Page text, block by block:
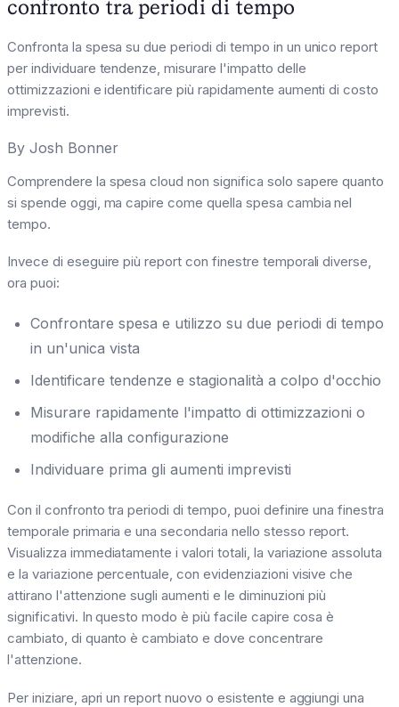
confronto tra periodi di tempo
Confronta la spesa su due periodi di tempo in un unico report
per individuare tendenze, misurare l'impatto delle
ottimizzazioni e identificare più rapidamente aumenti di costo
imprevisti.
By Josh Bonner
Comprendere la spesa cloud non significa solo sapere quanto
si spende oggi, ma capire come quella spesa cambia nel
tempo.
Invece di eseguire più report con finestre temporali diverse,
ora puoi:
Confrontare spesa e utilizzo su due periodi di tempo
in un'unica vista
Identificare tendenze e stagionalità a colpo d'occhio
Misurare rapidamente l'impatto di ottimizzazioni o
modifiche alla configurazione
Individuare prima gli aumenti imprevisti
Con il confronto tra periodi di tempo, puoi definire una finestra
temporale primaria e una secondaria nello stesso report.
Visualizza immediatamente i valori totali, la variazione assoluta
e la variazione percentuale, con evidenziazioni visive che
attirano l'attenzione sugli aumenti e le diminuzioni più
significativi. In questo modo è più facile capire cosa è
cambiato, di quanto è cambiato e dove concentrare
l'attenzione.
Per iniziare, apri un report nuovo o esistente e aggiungi una